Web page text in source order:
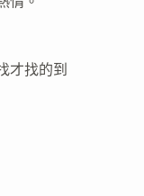
才找的到